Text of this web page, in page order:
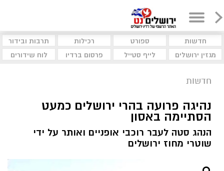
חדשות ספורט רכילות
תרבות ובידור
מגזין ירושלים
לייף סטייל פרסום ברדיו לוח שידורים
חדשות
נהיגה פרועה בהרי ירושלים כמעט
הסתיימה באסון
הנהג סטה לעבר רוכבי אופניים ואותר על ידי
שוטרי מחוז ירושלים